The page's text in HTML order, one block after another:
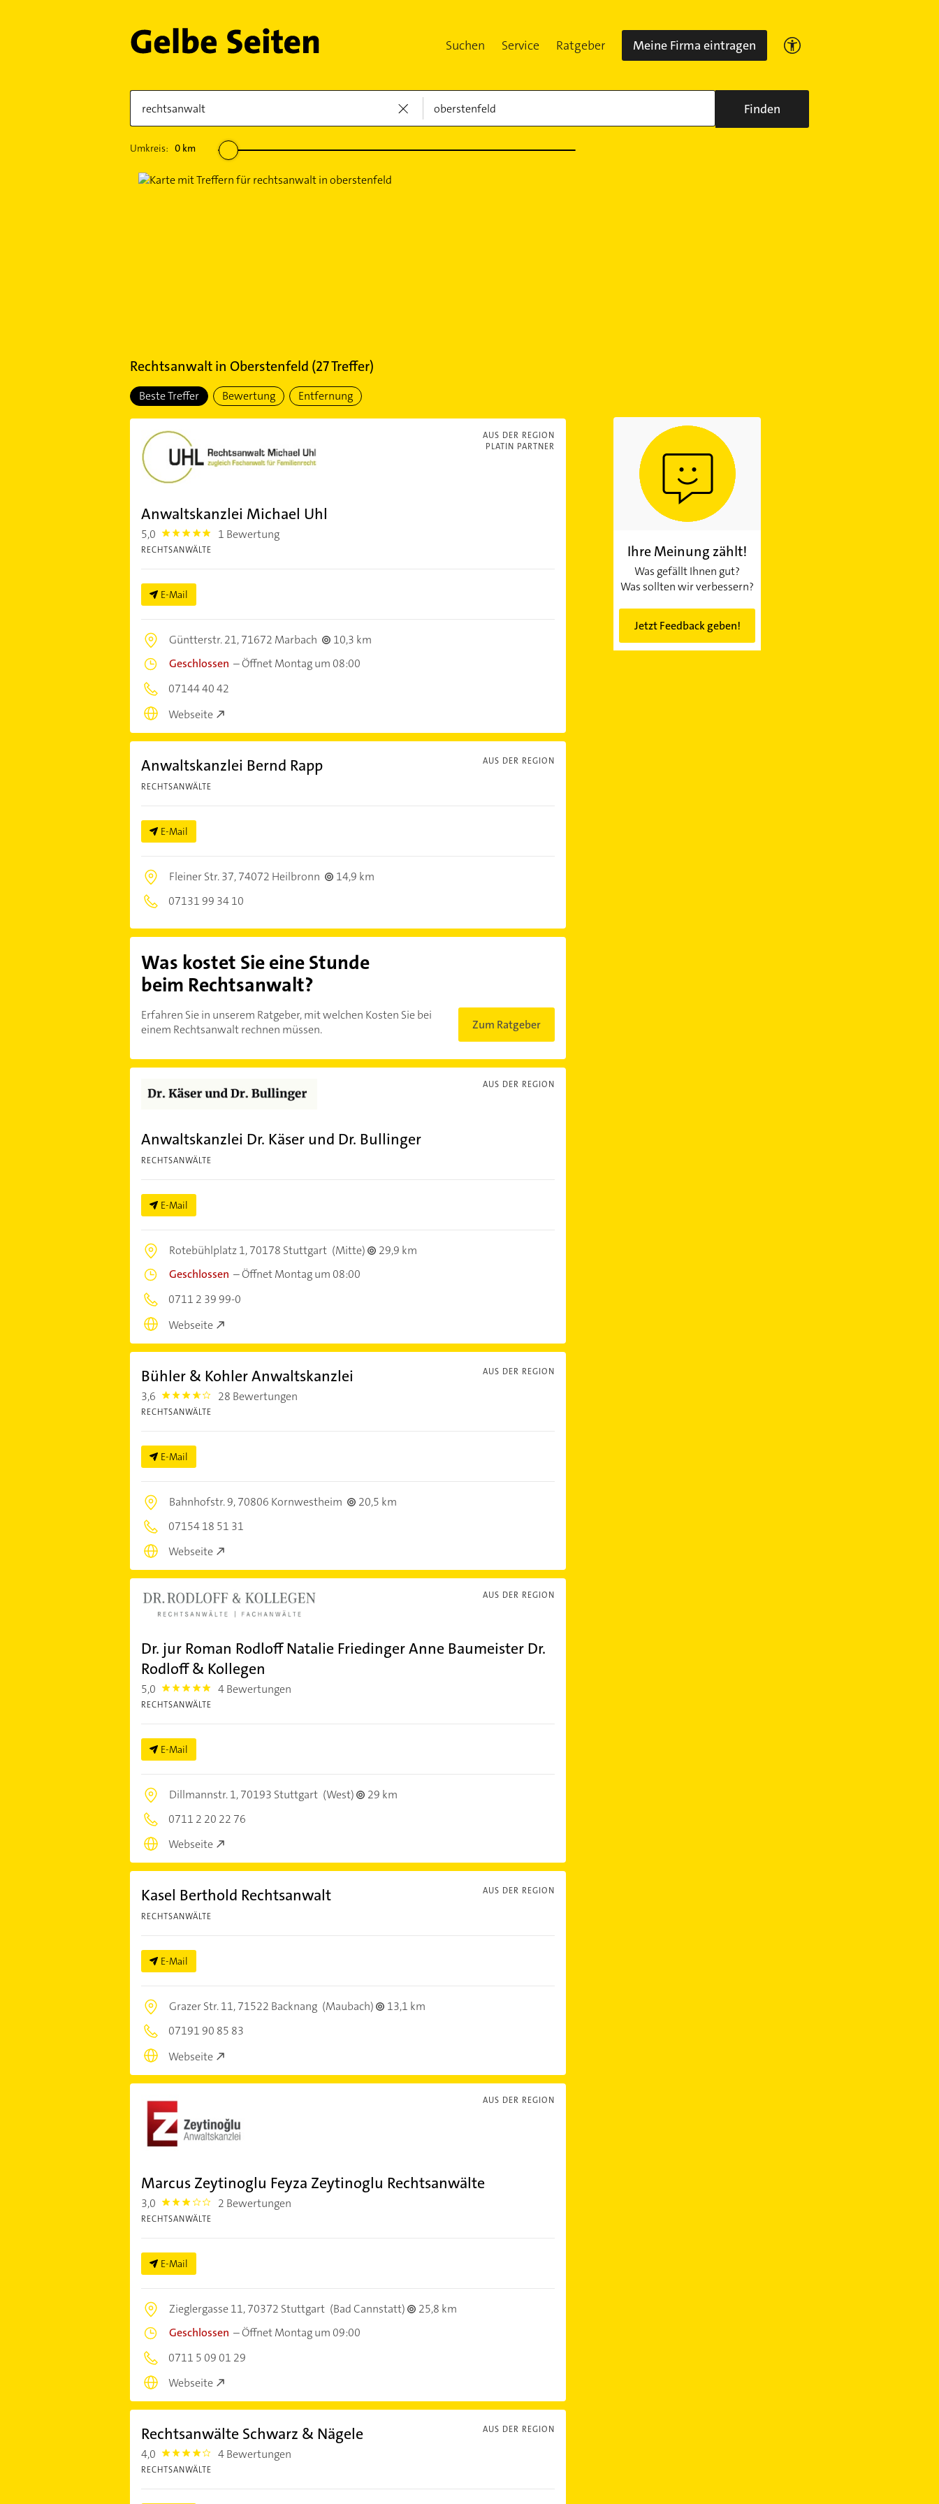
Suchen Service Ratgeber Meine Firma eintragen
Finden
Umkreis: 0km
Rechtsanwaltin Oberstenfeld (27Treffer)
Beste Treffer Bewertung Entfernung
AUS DER REGION
PLATIN PARTNER
Anwaltskanzlei Michael Uhl
5,0 5.0 1 Bewertung
RECHTSANWÄLTE
E-Mail
Güntterstr. 21,71672 Marbach
10,3 km
Geschlossen –Öffnet Montag um 08:00
07144 40 42
Webseite
AUS DER REGION
Anwaltskanzlei Bernd Rapp
RECHTSANWÄLTE
E-Mail
Fleiner Str. 37,74072 Heilbronn
14,9 km
07131 99 34 10
Was kostet Sie eine Stunde
beim Rechtsanwalt?
Erfahren Sie in unserem Ratgeber, mit welchen Kosten Sie bei
einem Rechtsanwalt rechnen müssen.
Zum Ratgeber
AUS DER REGION
Anwaltskanzlei Dr. Käser und Dr. Bullinger
RECHTSANWÄLTE
E-Mail
Rotebühlplatz 1,70178 Stuttgart (Mitte)
29,9 km
Geschlossen –Öffnet Montag um 08:00
0711 2 39 99-0
Webseite
AUS DER REGION
Bühler & Kohler Anwaltskanzlei
3,6 3.6000001 28 Bewertungen
RECHTSANWÄLTE
E-Mail
Bahnhofstr. 9,70806 Kornwestheim
20,5 km
07154 18 51 31
Webseite
AUS DER REGION
Dr. jur Roman Rodloff Natalie Friedinger Anne Baumeister Dr.
Rodloff & Kollegen
5,0 5.0 4 Bewertungen
RECHTSANWÄLTE
E-Mail
Dillmannstr. 1,70193 Stuttgart (West)
29 km
0711 2 20 22 76
Webseite
AUS DER REGION
Kasel Berthold Rechtsanwalt
RECHTSANWÄLTE
E-Mail
Grazer Str. 11,71522 Backnang (Maubach)
13,1 km
07191 90 85 83
Webseite
AUS DER REGION
Marcus Zeytinoglu Feyza Zeytinoglu Rechtsanwälte
3,0 3.0 2 Bewertungen
RECHTSANWÄLTE
E-Mail
Zieglergasse 11,70372 Stuttgart (Bad Cannstatt)
25,8 km
Geschlossen –Öffnet Montag um 09:00
0711 5 09 01 29
Webseite
AUS DER REGION
Rechtsanwälte Schwarz & Nägele
4,0 4.0 4 Bewertungen
RECHTSANWÄLTE
Ihre Meinung zählt!
Was gefällt Ihnen gut?
Was sollten wir verbessern?
Jetzt Feedback geben!